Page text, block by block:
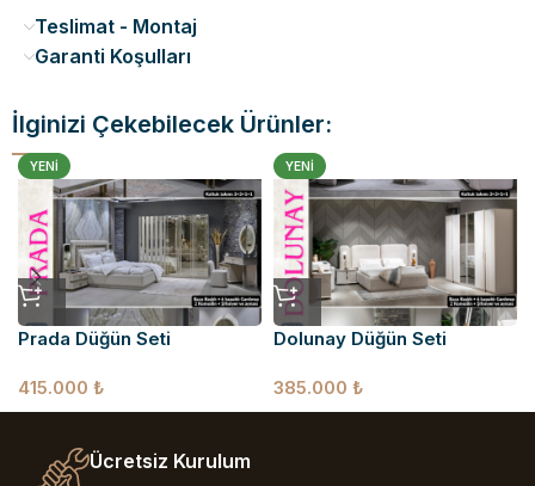
Teslimat - Montaj
Garanti Koşulları
İlginizi Çekebilecek Ürünler:
YENI
Prada Düğün Seti
415.000 ₺
YENI
Dolunay Düğün Seti
385.000 ₺
Ücretsiz Kurulum